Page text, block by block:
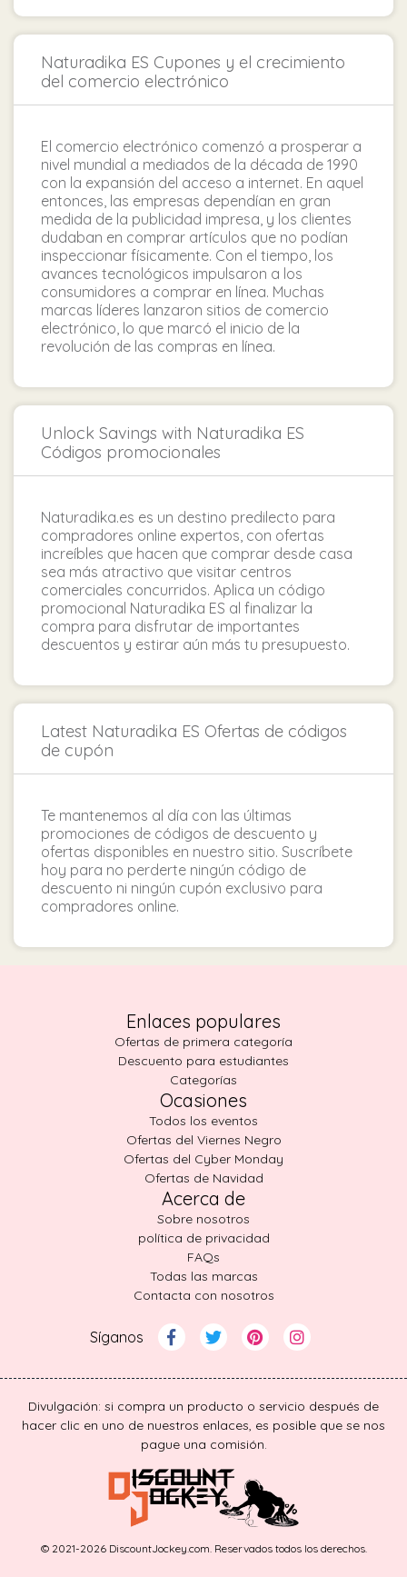
Naturadika ES Cupones y el crecimiento
del comercio electrónico
El comercio electrónico comenzó a prosperar a
nivel mundial a mediados de la década de 1990
con la expansión del acceso a internet. En aquel
entonces, las empresas dependían en gran
medida de la publicidad impresa, y los clientes
dudaban en comprar artículos que no podían
inspeccionar físicamente. Con el tiempo, los
avances tecnológicos impulsaron a los
consumidores a comprar en línea. Muchas
marcas líderes lanzaron sitios de comercio
electrónico, lo que marcó el inicio de la
revolución de las compras en línea.
Unlock Savings with Naturadika ES
Códigos promocionales
Naturadika.es es un destino predilecto para
compradores online expertos, con ofertas
increíbles que hacen que comprar desde casa
sea más atractivo que visitar centros
comerciales concurridos. Aplica un código
promocional Naturadika ES al finalizar la
compra para disfrutar de importantes
descuentos y estirar aún más tu presupuesto.
Latest Naturadika ES Ofertas de códigos
de cupón
Te mantenemos al día con las últimas
promociones de códigos de descuento y
ofertas disponibles en nuestro sitio. Suscríbete
hoy para no perderte ningún código de
descuento ni ningún cupón exclusivo para
compradores online.
Enlaces populares
Ofertas de primera categoría
Descuento para estudiantes
Categorías
Ocasiones
Todos los eventos
Ofertas del Viernes Negro
Ofertas del Cyber Monday
Ofertas de Navidad
Acerca de
Sobre nosotros
política de privacidad
FAQs
Todas las marcas
Contacta con nosotros
Síganos
Divulgación: si compra un producto o servicio después de
hacer clic en uno de nuestros enlaces, es posible que se nos
pague una comisión.
© 2021-2026 DiscountJockey.com. Reservados todos los derechos.